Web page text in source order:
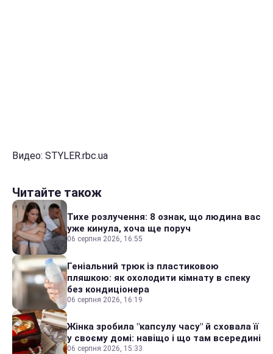
Видео: STYLER.rbc.ua
Читайте також
Тихе розлучення: 8 ознак, що людина вас
уже кинула, хоча ще поруч
06 серпня 2026, 16:55
Геніальний трюк із пластиковою
пляшкою: як охолодити кімнату в спеку
без кондиціонера
06 серпня 2026, 16:19
Жінка зробила "капсулу часу" й сховала її
у своєму домі: навіщо і що там всередині
06 серпня 2026, 15:33